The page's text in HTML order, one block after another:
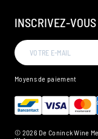
INSCRIVEZ-
Moyens de paiement
© 2026 De Coninck Wine